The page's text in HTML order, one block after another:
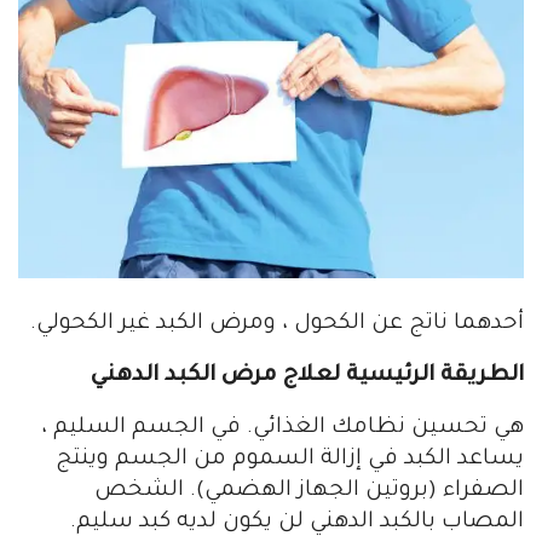
أحدهما ناتج عن الكحول ، ومرض الكبد غير الكحولي.
الطريقة الرئيسية لعلاج مرض الكبد الدهني
هي تحسين نظامك الغذائي. في الجسم السليم ،
يساعد الكبد في إزالة السموم من الجسم وينتج
الصفراء (بروتين الجهاز الهضمي). الشخص
المصاب بالكبد الدهني لن يكون لديه كبد سليم.